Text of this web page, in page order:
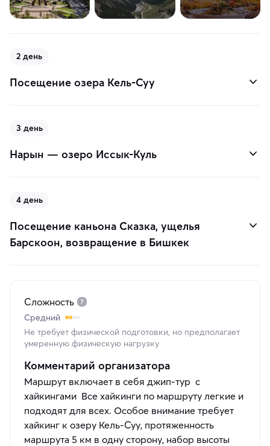
2 день
Посещение озера Кель-Суу
3 день
Нарын — озеро Иссык-Куль
4 день
Посещение каньона Сказка, ущелья
Барскоон, возвращение в Бишкек
Сложность
Средний
Не требует физической подготовки, но предполагает
умеренную физическую нагрузку
Комментарий организатора
Маршрут включает в себя джип-тур с
хайкингами Все хайкинги по маршруту легкие и
подходят для всех. Особое внимание требует
хайкинг к озеру Кель-Суу, протяженность
маршрута 5 км в одну сторону, набор высоты